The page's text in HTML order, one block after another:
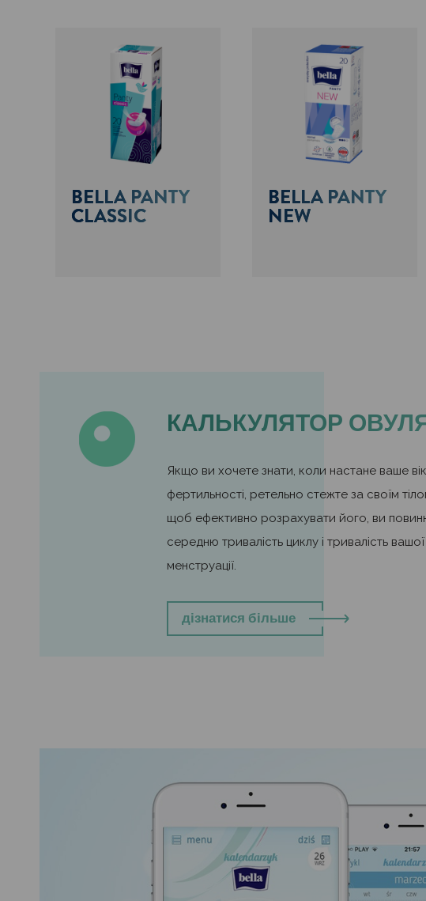
BELLA PANTY
CLASSIC
BELLA PANTY
NEW
КАЛЬКУЛЯТОР
Якщо ви хочете знати, коли настане ваше
фертильності, ретельно стежте за своїм
щоб ефективно розрахувати його, ви
середню тривалість циклу і тривалість
менструації.
дізнатися більше